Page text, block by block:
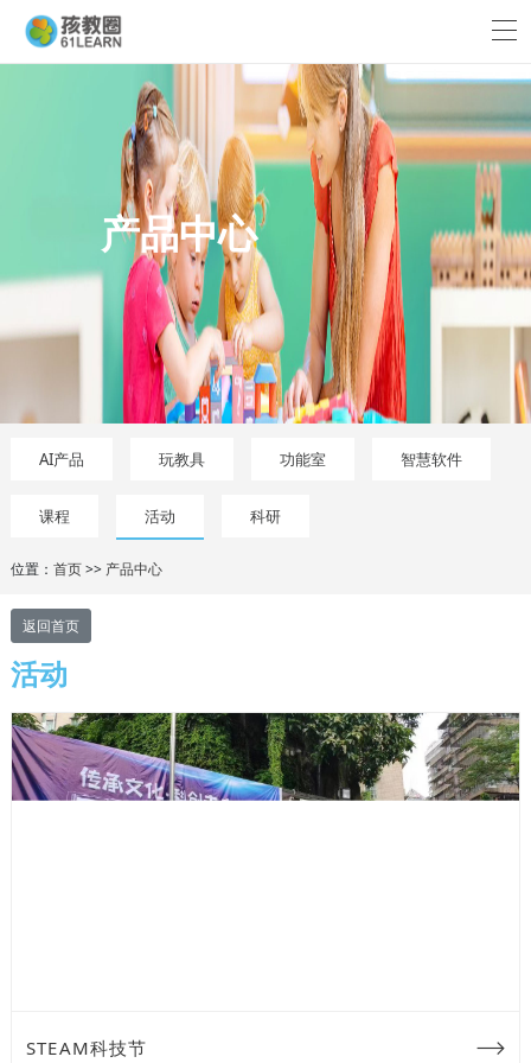
产品中心
AI产品 玩教具 功能室 智慧软件
课程 活动 科研
位置： 首页>> 产品中心
返回首页
活动
STEAM科技节